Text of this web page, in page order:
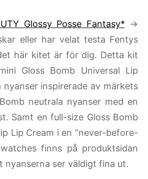
Glossy Posse Fantasy* →
eller har velat testa Fentys
här kitet är för dig. Detta kit
Gloss Bomb Universal Lip
nyanser inspirerade av märkets
neutrala nyanser med en
Samt en full-size Gloss Bomb
Lip Cream i en ”never-before-
finns på produktsidan
nyanserna ser väldigt fina ut.